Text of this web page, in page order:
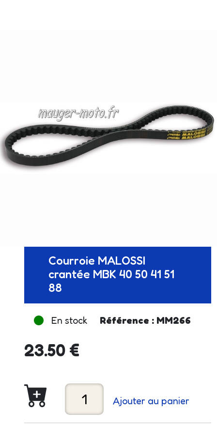
Courroie MALOSSI
crantée MBK 40 50 41 51
88
En stock Référence : MM266
23.50 €
Ajouter au panier